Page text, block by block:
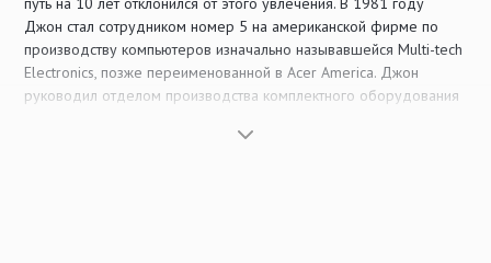
Джон стал сотрудником номер 5 на американской фирме по
производству компьютеров изначально называвшейся Multi-tech
Electronics, позже переименованной в Acer America. Джон
руководил отделом производства комплектного оборудования
с нуля до более 100 миллионов долларов. Сегодня Acer один